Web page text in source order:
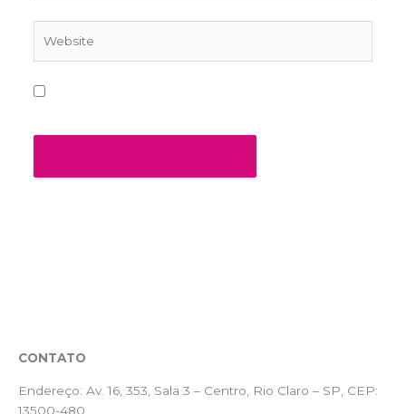
CONTATO
Endereço: Av. 16, 353, Sala 3 – Centro, Rio Claro – SP, CEP:
13500-480